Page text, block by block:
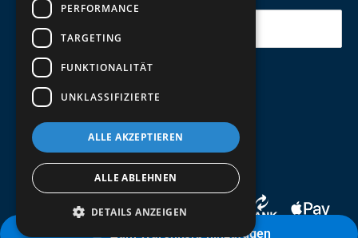
Zum Warenkorb hinzufügen
Deine Email
Abschicken
PERFORMANCE
TARGETING
FUNKTIONALITÄT
UNKLASSIFIZIERTE
ALLE AKZEPTIEREN
ALLE ABLEHNEN
DETAILS ANZEIGEN